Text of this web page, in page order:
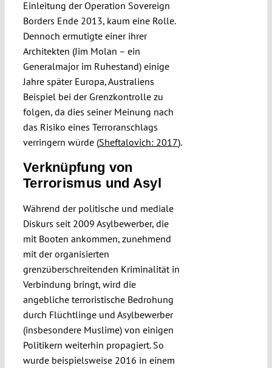
Einleitung der Operation Sovereign
Borders Ende 2013, kaum eine Rolle.
Dennoch ermutigte einer ihrer
Architekten (Jim Molan – ein
Generalmajor im Ruhestand) einige
Jahre später Europa, Australiens
Beispiel bei der Grenzkontrolle zu
folgen, da dies seiner Meinung nach
das Risiko eines Terroranschlags
verringern würde (Sheftalovich: 2017).
Verknüpfung von
Terrorismus und Asyl
Während der politische und mediale
Diskurs seit 2009 Asylbewerber, die
mit Booten ankommen, zunehmend
mit der organisierten
grenzüberschreitenden Kriminalität in
Verbindung bringt, wird die
angebliche terroristische Bedrohung
durch Flüchtlinge und Asylbewerber
(insbesondere Muslime) von einigen
Politikern weiterhin propagiert. So
wurde beispielsweise 2016 in einem